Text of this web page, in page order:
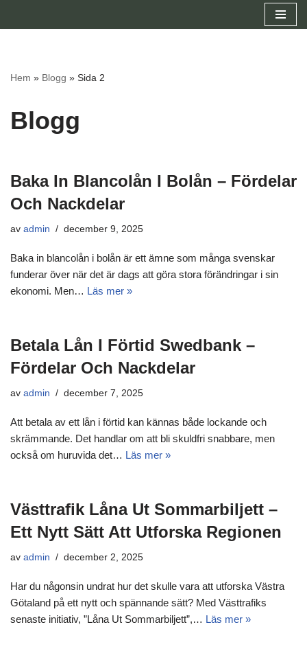
Hem » Blogg » Sida 2
Blogg
Baka In Blancolån I Bolån – Fördelar
Och Nackdelar
av admin december 9, 2025
Baka in blancolån i bolån är ett ämne som många svenskar
funderar över när det är dags att göra stora förändringar i sin
ekonomi. Men… Läs mer »
Betala Lån I Förtid Swedbank –
Fördelar Och Nackdelar
av admin december 7, 2025
Att betala av ett lån i förtid kan kännas både lockande och
skrämmande. Det handlar om att bli skuldfri snabbare, men
också om huruvida det… Läs mer »
Västtrafik Låna Ut Sommarbiljett –
Ett Nytt Sätt Att Utforska Regionen
av admin december 2, 2025
Har du någonsin undrat hur det skulle vara att utforska Västra
Götaland på ett nytt och spännande sätt? Med Västtrafiks
senaste initiativ, ”Låna Ut Sommarbiljett”,… Läs mer »